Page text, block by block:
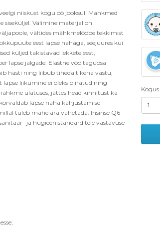
niiskust kogu öö jooksul! Mähkmed
siseküljel. Välimine materjal on
vältides mähkmelööbe tekkimist
eest lapse nahaga, seejuures kui
küljed takistavad lekkete eest,
lapse jalgade. Elastne vöö taguosa
hästi ning liibub tihedalt keha vastu,
lapse liikumine ei oleks piiratud ning
ulatuses, jättes head kinnitust ka
lapse naha kahjustamise
tuleb mähe ära vahetada. Insinse Q6
ja hügieenistandarditele vastavuse
Kogus